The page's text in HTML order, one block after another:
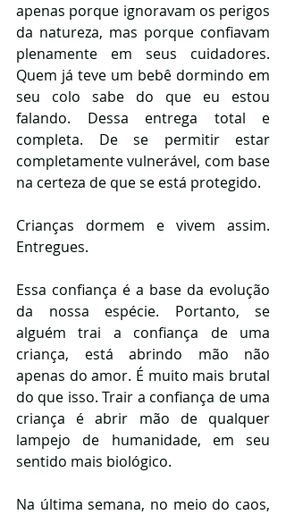
apenas porque ignoravam os perigos
da natureza, mas porque confiavam
plenamente em seus cuidadores.
Quem já teve um bebê dormindo em
seu colo sabe do que eu estou
falando. Dessa entrega total e
completa. De se permitir estar
completamente vulnerável, com base
na certeza de que se está protegido.
Crianças dormem e vivem assim.
Entregues.
Essa confiança é a base da evolução
da nossa espécie. Portanto, se
alguém trai a confiança de uma
criança, está abrindo mão não
apenas do amor. É muito mais brutal
do que isso. Trair a confiança de uma
criança é abrir mão de qualquer
lampejo de humanidade, em seu
sentido mais biológico.
Na última semana, no meio do caos,